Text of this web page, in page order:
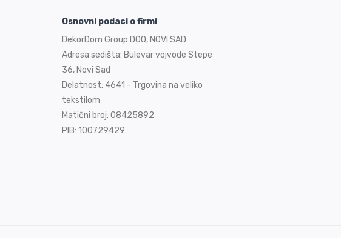
Osnovni podaci o firmi
DekorDom Group DOO, NOVI SAD
Adresa sedišta: Bulevar vojvode Stepe
36, Novi Sad
Delatnost: 4641 - Trgovina na veliko
tekstilom
Matični broj: 08425892
PIB: 100729429